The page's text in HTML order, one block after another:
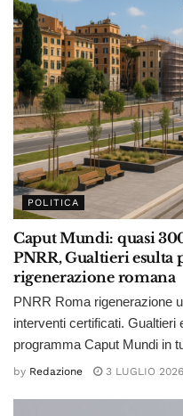
POLITICA
Caput Mundi: quasi
PNRR, Gualtieri esulta
rigenerazione romana
PNRR Roma rigenerazione
interventi certificati.
programma Caput Mundi in
by Redazione 3 LUGLIO 2026